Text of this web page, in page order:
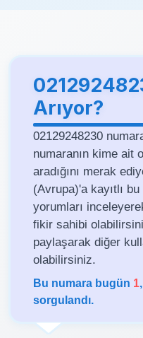
Arıyor?
02129248230
numaranın kime ait
aradığını merak
(Avrupa)'a kayıtlı
yorumları
fikir sahibi
paylaşarak diğer
olabilirsiniz.
Bu numara bugün 1
sorgulandı.